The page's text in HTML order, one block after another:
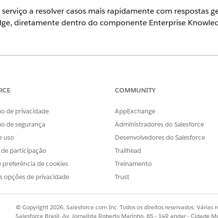
a resolver casos mais rapidamente com respostas
diretamente dentro do componente Enterprise
PERMISSÕES NECESSÁRIAS AO USUÁRIO
E
Permitir visualização do
Creditos flexíveis.
rápida, insiraConfigurações aprimoradas do Knowledgee
de privacidade
de segurança
uso
participação
preferência de cookies
opções de privacidade
COMMUNITY
AppExchange
Administradores do Salesforce
Desenvolvedores do Salesforce
Trailhead
Treinamento
Trust
© Copyright 2026, Salesforce.com Inc. Todos os direitos reservados. Várias
Salesforce Brasil, Av. Jornalista Roberto Marinho, 85 - 14º andar - Cidade